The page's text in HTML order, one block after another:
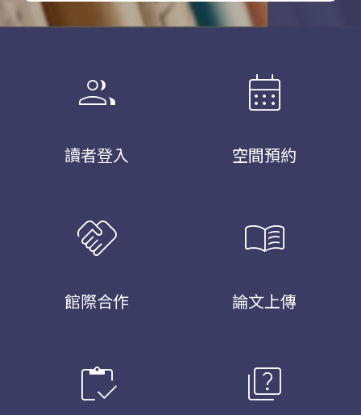
group
讀者登入
calendar_month
空間預約
handshake
館際合作
menu_book
論文上傳
inventory quiz